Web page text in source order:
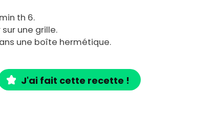
th 6.
une grille.
une boîte hermétique.
J'ai fait cette recette !